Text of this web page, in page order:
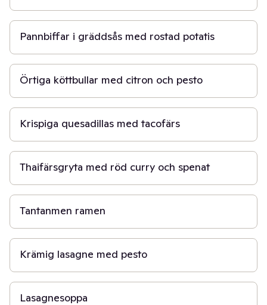
45 min
Pannbiffar i gräddsås med rostad potatis
30 min
Örtiga köttbullar med citron och pesto
30 min
Krispiga quesadillas med tacofärs
15 min
Thaifärsgryta med röd curry och spenat
30 min
Tantanmen ramen
45 min
Krämig lasagne med pesto
30 min
Lasagnesoppa